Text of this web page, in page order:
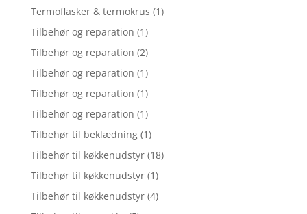
Termoflasker & termokrus (1)
Tilbehør og reparation (1)
Tilbehør og reparation (2)
Tilbehør og reparation (1)
Tilbehør og reparation (1)
Tilbehør og reparation (1)
Tilbehør til beklædning (1)
Tilbehør til køkkenudstyr (18)
Tilbehør til køkkenudstyr (1)
Tilbehør til køkkenudstyr (4)